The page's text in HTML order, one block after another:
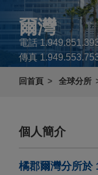
爾灣
電話
傳真
回首頁 全球分所
個人簡介
橘郡爾灣分所於